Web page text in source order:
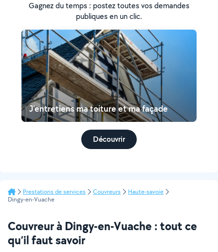
Gagnez du temps : postez toutes vos demandes
publiques en un clic.
J'entretiens ma toiture et ma façade
Découvrir
Prestations de services Couvreurs
Haute-savoie
Dingy-en-Vuache
Couvreur à Dingy-en-Vuache : tout ce
qu’il faut savoir